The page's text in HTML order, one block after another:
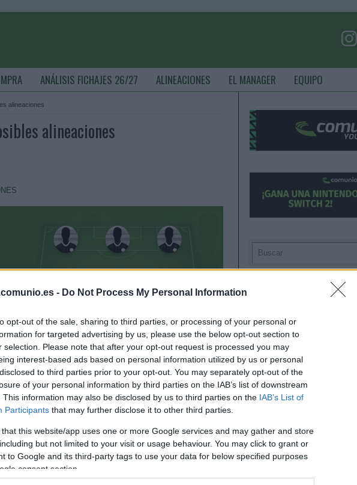
- Do Not Process My Personal Information
opt-out of the sale, sharing to third parties, or processing of your personal or
for targeted advertising by us, please use the below opt-out section to
selection. Please note that after your opt-out request is processed you may
interest-based ads based on personal information utilized by us or personal
to third parties prior to your opt-out. You may separately opt-out of the
of your personal information by third parties on the IAB’s list of downstream
This information may also be disclosed by us to third parties on the IAB’s List of
Participants that may further disclose it to other third parties.
that this website/app uses one or more Google services and may gather and store
but not limited to your visit or usage behaviour. You may click to grant or
to Google and its third-party tags to use your data for below specified purposes
consent section.
ANÁLISIS FICHAJES 26/27 ALINEACIONES EL MANAGER EQUIPO
alineaciones
alineaciones
de septiembre a las 14:00 horas. ¿Quién
saldrán los de Arrasate? A
del Mallorca-Osasuna.